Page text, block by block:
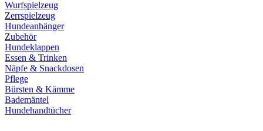
Wurfspielzeug
Zerrspielzeug
Hundeanhänger
Zubehör
Hundeklappen
Essen & Trinken
Näpfe & Snackdosen
Pflege
Bürsten & Kämme
Bademäntel
Hundehandtücher